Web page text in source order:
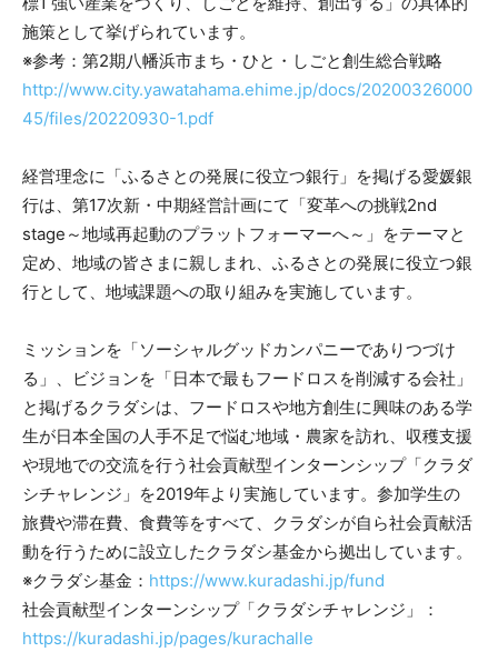
施策として挙げられています。
※参考：第2期八幡浜市まち・ひと・しごと創生総合戦略
http://www.city.yawatahama.ehime.jp/docs/20200326000
45/files/20220930-1.pdf
経営理念に「ふるさとの発展に役立つ銀行」を掲げる愛媛銀
行は、第17次新・中期経営計画にて「変革への挑戦2nd
stage～地域再起動のプラットフォーマーへ～」をテーマと
定め、地域の皆さまに親しまれ、ふるさとの発展に役立つ銀
行として、地域課題への取り組みを実施しています。
ミッションを「ソーシャルグッドカンパニーでありつづけ
る」、ビジョンを「日本で最もフードロスを削減する会社」
と掲げるクラダシは、フードロスや地方創生に興味のある学
生が日本全国の人手不足で悩む地域・農家を訪れ、収穫支援
や現地での交流を行う社会貢献型インターンシップ「クラダ
シチャレンジ」を2019年より実施しています。参加学生の
旅費や滞在費、食費等をすべて、クラダシが自ら社会貢献活
動を行うために設立したクラダシ基金から拠出しています。
※クラダシ基金： https://www.kuradashi.jp/fund
社会貢献型インターンシップ「クラダシチャレンジ」：
https://kuradashi.jp/pages/kurachalle